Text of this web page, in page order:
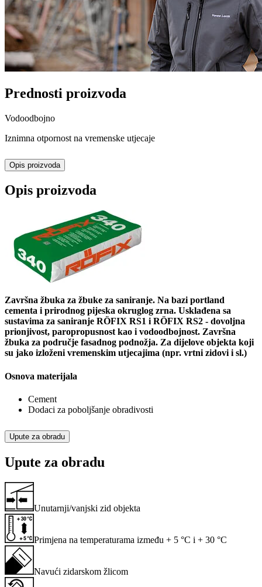
Prednosti proizvoda
Vodoodbojno
Iznimna otpornost na vremenske utjecaje
Opis proizvoda
Opis proizvoda
Završna žbuka za žbuke za saniranje. Na bazi portland
cementa i prirodnog pijeska okruglog zrna. Usklađena sa
sustavima za saniranje RÖFIX RS1 i RÖFIX RS2 - dovoljna
prionjivost, paropropusnost kao i vodoodbojnost. Završna
žbuka za područje fasadnog podnožja. Za dijelove objekta koji
su jako izloženi vremenskim utjecajima (npr. vrtni zidovi i sl.)
Osnova materijala
Cement
Dodaci za poboljšanje obradivosti
Upute za obradu
Upute za obradu
Unutarnji/vanjski zid objekta
Primjena na temperaturama između + 5 °C i + 30 °C
Navući zidarskom žlicom